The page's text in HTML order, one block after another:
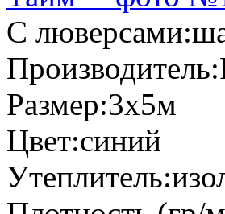
С люверсами:
Производитель:
Размер:3х5м
Цвет:синий
Утеплитель: